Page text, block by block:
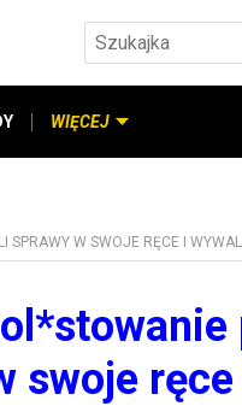
WIĘCEJ
W SWOJE RĘCE I
swoje ręce